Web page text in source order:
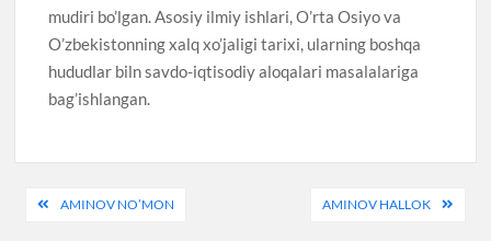
mudiri bo’lgan. Asosiy ilmiy ishlari, O’rta Osiyo va
O’zbekistonning xalq xo’jaligi tarixi, ularning boshqa
hududlar biln savdo-iqtisodiy aloqalari masalalariga
bag’ishlangan.
PostAMINOV NO’MON AMINOV HALLOK